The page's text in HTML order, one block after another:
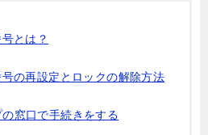
とは？
の再設定とロックの解除方法
窓口で手続きをする